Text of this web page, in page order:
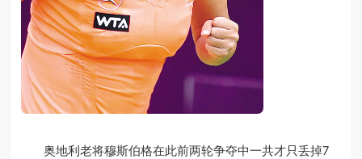
奥地利老将穆斯伯格在此前两轮争夺中一共才只丢掉7